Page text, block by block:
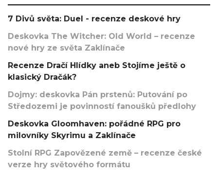
7 Divů světa: Duel - recenze deskové hry
Deskovka The Witcher: Old World – recenze
nové hry ze světa Zaklínače
Recenze Dračí Hlídky aneb Stojíme ještě o
klasický Dračák?
Dojmy: deskovka Pán prstenů: Putování po
Středozemi je povinností fanoušků předlohy
Deskovka Gloomhaven: pořádné RPG pro
milovníky Skyrimu a Zaklínače
Stolní RPG Zapovězené země – recenze české
verze hry světového formátu